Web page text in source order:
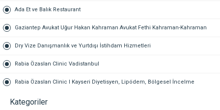
REKLAM
AVUKATI – TAZMİNAT AVUKATI
Ada Et ve Balık Restaurant
Gaziantep Avukat Uğur Hakan Kahraman Avukat Fethi Kahraman-Kahraman
Hukuk Bürosu Gaziantep
Dry Vize Danışmanlık ve Yurtdışı İstihdam Hizmetleri
Rabia Özaslan Clinic Vadistanbul
Rabia Özaslan Clinic I Kayseri Diyetisyen, Lipödem, Bölgesel İncelme
Kategoriler